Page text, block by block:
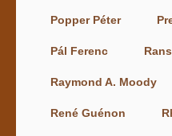
Popper Péter
Pál Ferenc
Raymond A. Moody
René Guénon